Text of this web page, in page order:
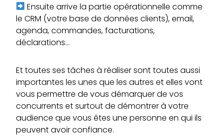
Ensuite arrive la partie opérationnelle comme
le CRM (votre base de données clients), email,
agenda, commandes, facturations,
déclarations…
Et toutes ses tâches à réaliser sont toutes aussi
importantes les unes que les autres et elles vont
vous permettre de vous démarquer de vos
concurrents et surtout de démontrer à votre
audience que vous êtes une personne en qui ils
peuvent avoir confiance.